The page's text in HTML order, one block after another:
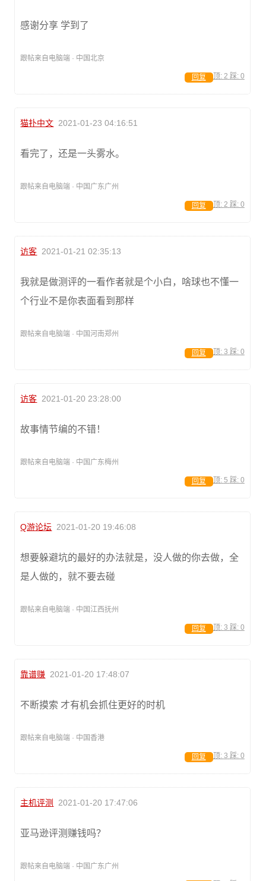
感谢分享 学到了
跟帖来自电脑端 · 中国北京
顶: 2 踩: 0
回复
猫扑中文 2021-01-23 04:16:51
看完了，还是一头雾水。
跟帖来自电脑端 · 中国广东广州
顶: 2 踩: 0
回复
访客 2021-01-21 02:35:13
我就是做测评的一看作者就是个小白，啥球也不懂一
个行业不是你表面看到那样
跟帖来自电脑端 · 中国河南郑州
顶: 3 踩: 0
回复
访客 2021-01-20 23:28:00
故事情节编的不错！
跟帖来自电脑端 · 中国广东梅州
顶: 5 踩: 0
回复
Q游论坛 2021-01-20 19:46:08
想要躲避坑的最好的办法就是，没人做的你去做，全
是人做的，就不要去碰
跟帖来自电脑端 · 中国江西抚州
顶: 3 踩: 0
回复
靠谱赚 2021-01-20 17:48:07
不断摸索 才有机会抓住更好的时机
跟帖来自电脑端 · 中国香港
顶: 3 踩: 0
回复
主机评测 2021-01-20 17:47:06
亚马逊评测赚钱吗？
跟帖来自电脑端 · 中国广东广州